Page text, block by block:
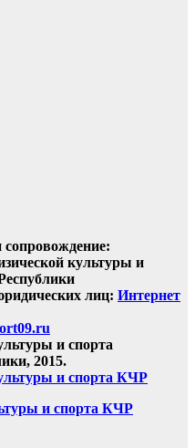
культуры и
лиц: Интернет
и спорта
2015.
и спорта КЧР